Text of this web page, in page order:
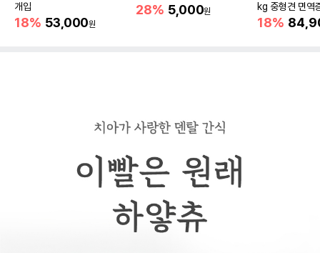
개입
18% 53,000원
28% 5,000원
kg 중형견 면역
18%